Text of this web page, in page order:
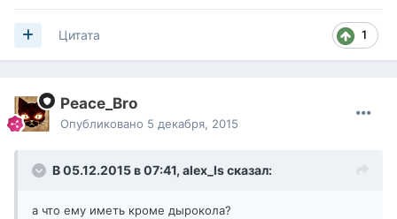
1
Цитата
Peace_Bro
Опубликовано 5 декабря, 2015
В 05.12.2015 в 07:41, alex_lsсказал:
а что ему иметь кроме дырокола?